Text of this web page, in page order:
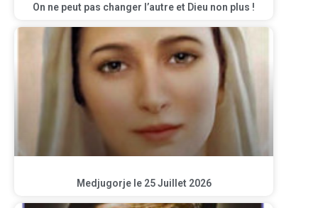
On ne peut pas changer l’autre et Dieu non plus !
Medjugorje le 25 Juillet 2026